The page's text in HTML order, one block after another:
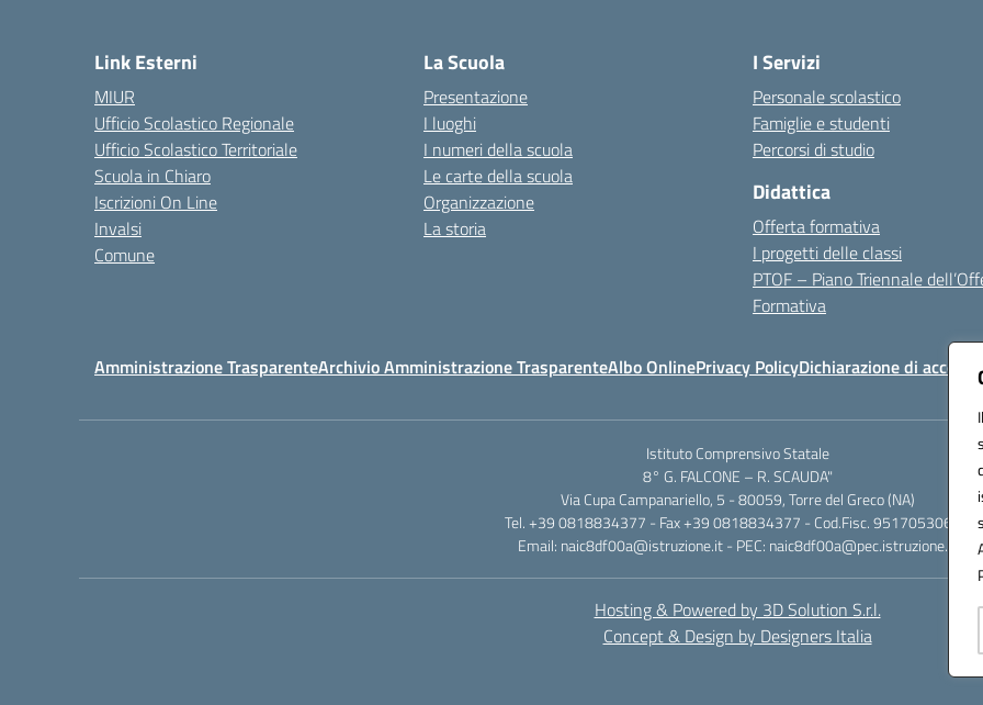
Link Esterni
MIUR
Ufficio Scolastico Regionale
Ufficio Scolastico Territoriale
Scuola in Chiaro
Iscrizioni On Line
Invalsi
Comune
La Scuola
Presentazione
I luoghi
I numeri della scuola
Le carte della scuola
Organizzazione
La storia
I Servizi
Personale scolastico
Famiglie e studenti
Percorsi di studio
Didattica
Offerta formativa
I progetti delle classi
PTOF – Piano Triennale
Formativa
Amministrazione TrasparenteArchivio Amministrazione TrasparenteAlbo OnlinePrivacy PolicyDichiarazione di
Istituto Comprensivo Statale
8° G. FALCONE – R. SCAUDA"
Via Cupa Campanariello, 5 - 80059, Torre del Greco (NA)
Tel. +39 0818834377 - Fax +39 0818834377 - Cod.Fisc. 95170530638
Email: naic8df00a@istruzione.it - PEC: naic8df00a@pec.istruzione.it
Hosting & Powered by 3D Solution S.r.l.
Concept & Design by Designers Italia